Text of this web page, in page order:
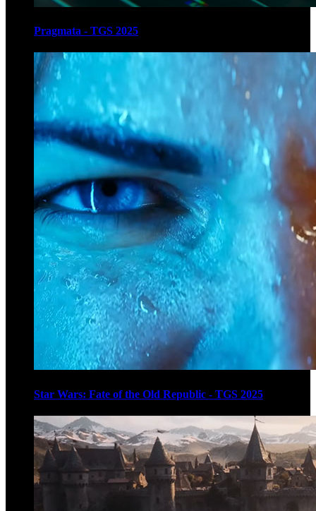
Pragmata - TGS 2025
Star Wars: Fate of the Old Republic - TGS 2025